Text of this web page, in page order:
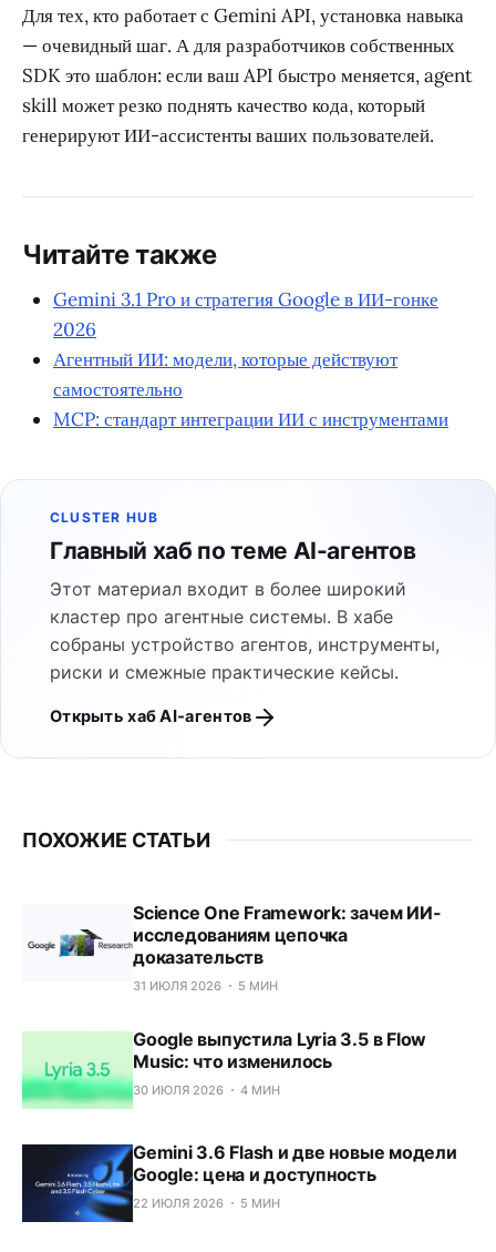
Для тех, кто работает с Gemini API, установка навыка
— очевидный шаг. А для разработчиков собственных
SDK это шаблон: если ваш API быстро меняется, agent
skill может резко поднять качество кода, который
генерируют ИИ-ассистенты ваших пользователей.
Читайте также
Gemini 3.1 Pro и стратегия Google в ИИ-гонке
2026
Агентный ИИ: модели, которые действуют
самостоятельно
MCP: стандарт интеграции ИИ с инструментами
CLUSTER HUB
Главный хаб по теме AI-агентов
Этот материал входит в более широкий
кластер про агентные системы. В хабе
собраны устройство агентов, инструменты,
риски и смежные практические кейсы.
Открыть хаб AI-агентов
ПОХОЖИЕ СТАТЬИ
Science One Framework: зачем ИИ-
исследованиям цепочка
доказательств
31 ИЮЛЯ 2026 5 МИН
Google выпустила Lyria 3.5 в Flow
Music: что изменилось
30 ИЮЛЯ 2026 4 МИН
Gemini 3.6 Flash и две новые модели
Google: цена и доступность
22 ИЮЛЯ 2026 5 МИН